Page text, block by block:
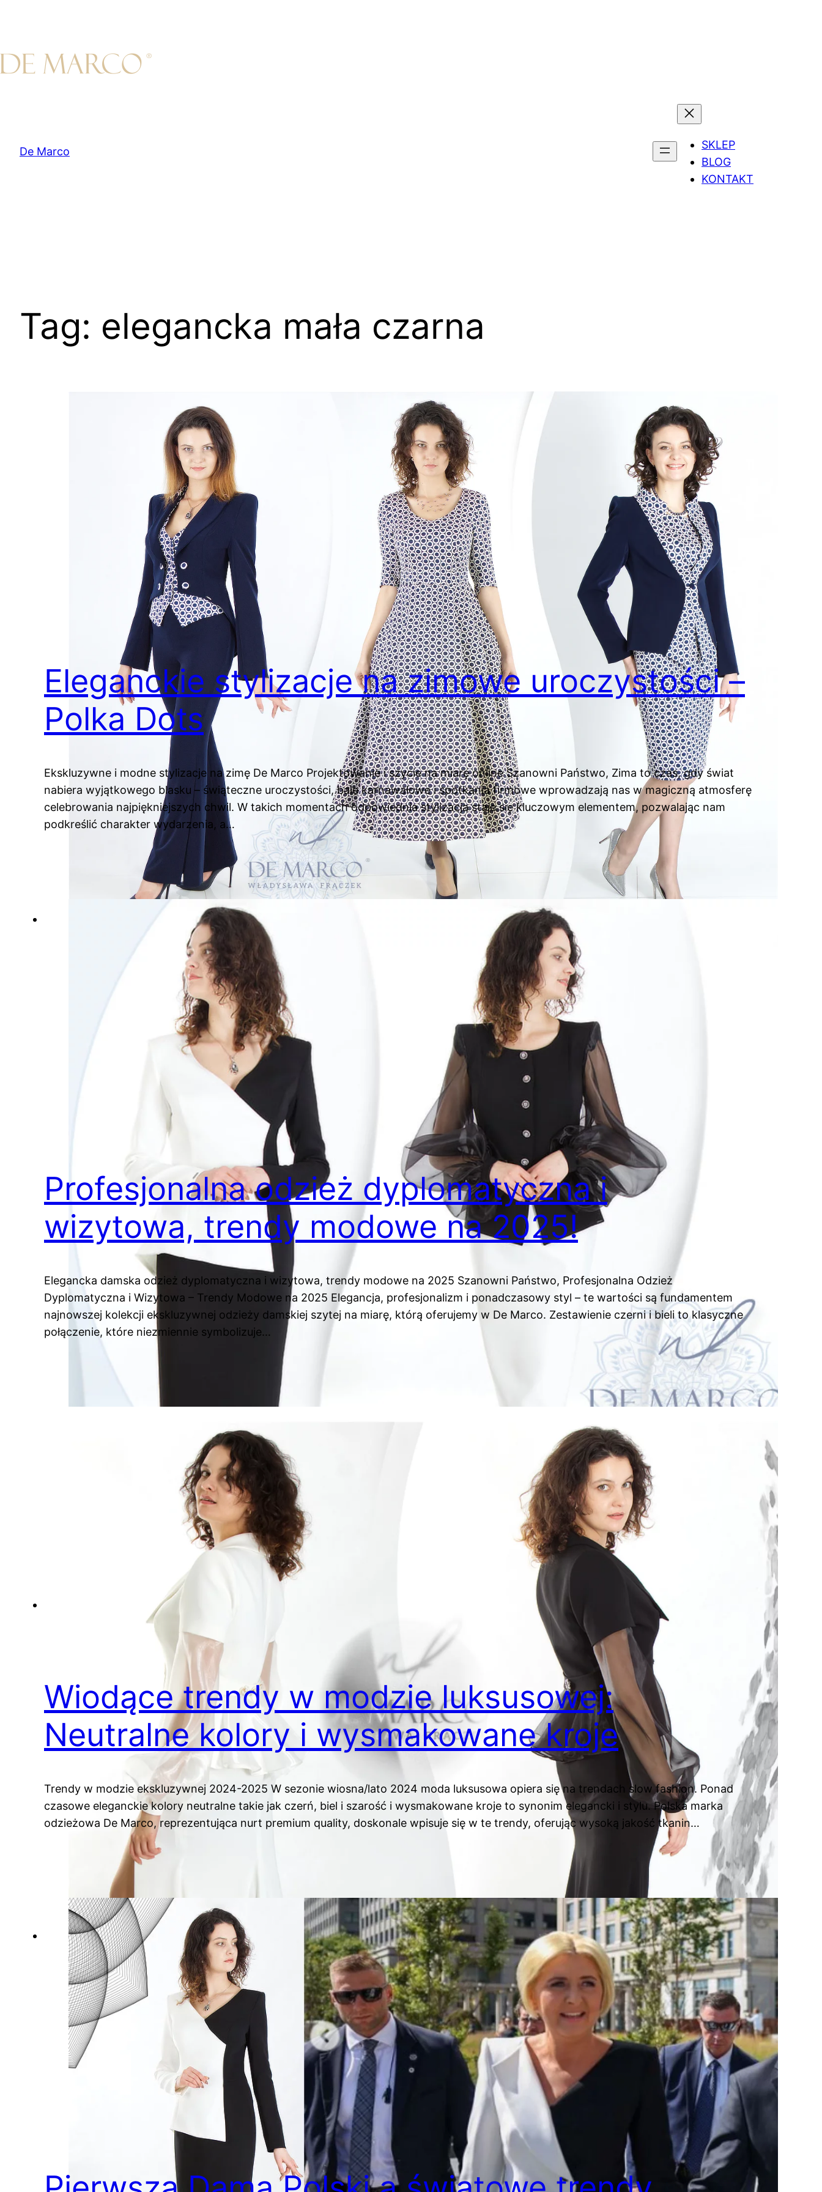
De Marco
SKLEP
BLOG
KONTAKT
Tag: elegancka mała czarna
Eleganckie stylizacje na zimowe uroczystości –
Polka Dots
Ekskluzywne i modne stylizacje na zimę De Marco Projektowanie i szycie na miarę online Szanowni Państwo, Zima to czas, gdy świat
nabiera wyjątkowego blasku – świąteczne uroczystości, bale karnawałowe i spotkania firmowe wprowadzają nas w magiczną atmosferę
celebrowania najpiękniejszych chwil. W takich momentach odpowiednia stylizacja staje się kluczowym elementem, pozwalając nam
podkreślić charakter wydarzenia, a…
Profesjonalna odzież dyplomatyczna i
wizytowa, trendy modowe na 2025!
Elegancka damska odzież dyplomatyczna i wizytowa, trendy modowe na 2025 Szanowni Państwo, Profesjonalna Odzież
Dyplomatyczna i Wizytowa – Trendy Modowe na 2025 Elegancja, profesjonalizm i ponadczasowy styl – te wartości są fundamentem
najnowszej kolekcji ekskluzywnej odzieży damskiej szytej na miarę, którą oferujemy w De Marco. Zestawienie czerni i bieli to klasyczne
połączenie, które niezmiennie symbolizuje…
Wiodące trendy w modzie luksusowej:
Neutralne kolory i wysmakowane kroje
Trendy w modzie ekskluzywnej 2024-2025 W sezonie wiosna/lato 2024 moda luksusowa opiera się na trendach slow fashion. Ponad
czasowe eleganckie kolory neutralne takie jak czerń, biel i szarość i wysmakowane kroje to synonim elegancki i stylu. Polska marka
odzieżowa De Marco, reprezentująca nurt premium quality, doskonale wpisuje się w te trendy, oferując wysoką jakość tkanin…